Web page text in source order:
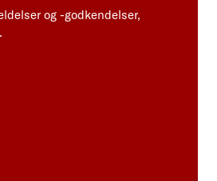
og -godkendelser,